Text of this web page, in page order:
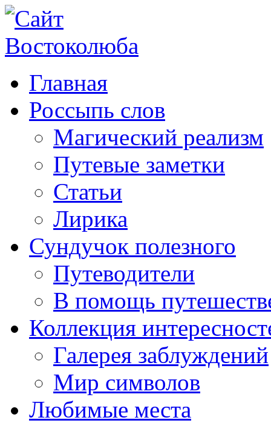
Главная
Россыпь слов
Магический реализм
Путевые заметки
Статьи
Лирика
Сундучок полезного
Путеводители
В помощь
Коллекция
Галерея заблуждений
Мир символов
Любимые места